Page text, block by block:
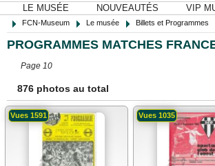
LE MUSÉE NOUVEAUTÉS VIP
FCN-Museum Le musée Billets et Programmes
PROGRAMMES MATCHES
Page 10
876 photos au total
Vues 1591 Vues 1035